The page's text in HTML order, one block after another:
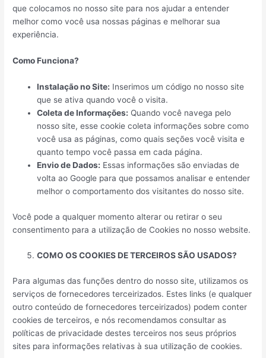
que colocamos no nosso site para nos ajudar a entender
melhor como você usa nossas páginas e melhorar sua
experiência.
Como Funciona?
Instalação no Site: Inserimos um código no nosso site
que se ativa quando você o visita.
Coleta de Informações: Quando você navega pelo
nosso site, esse cookie coleta informações sobre como
você usa as páginas, como quais seções você visita e
quanto tempo você passa em cada página.
Envio de Dados: Essas informações são enviadas de
volta ao Google para que possamos analisar e entender
melhor o comportamento dos visitantes do nosso site.
Você pode a qualquer momento alterar ou retirar o seu
consentimento para a utilização de Cookies no nosso website.
COMO OS COOKIES DE TERCEIROS SÃO USADOS?
Para algumas das funções dentro do nosso site, utilizamos os
serviços de fornecedores terceirizados. Estes links (e qualquer
outro conteúdo de fornecedores terceirizados) podem conter
cookies de terceiros, e nós recomendamos consultar as
políticas de privacidade destes terceiros nos seus próprios
sites para informações relativas à sua utilização de cookies.